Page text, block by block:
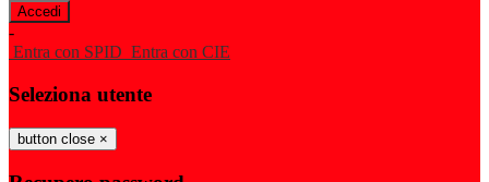
-
Entra con SPID Entra con CIE
Seleziona utente
button close ×